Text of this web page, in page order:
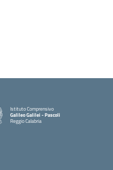
Istituto Comprensivo
Galileo Galilei - Pascoli
Reggio Calabria